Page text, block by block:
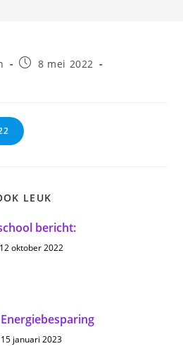
Bericht8 mei 2022
LEUK
bericht:
12 oktober 2022
15 januari 2023